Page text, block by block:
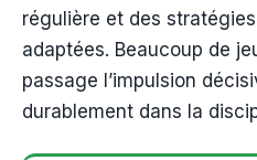
régulière et des
adaptées. Beaucoup de
passage l’impulsion
durablement dans la